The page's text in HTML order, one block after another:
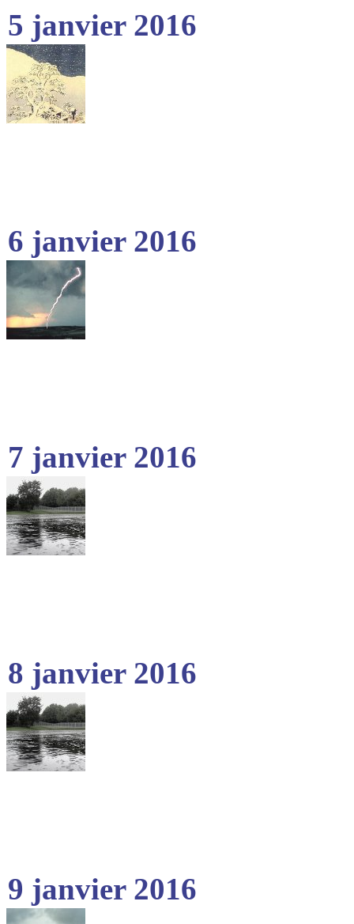
5 janvier 2016
6 janvier 2016
7 janvier 2016
8 janvier 2016
9 janvier 2016